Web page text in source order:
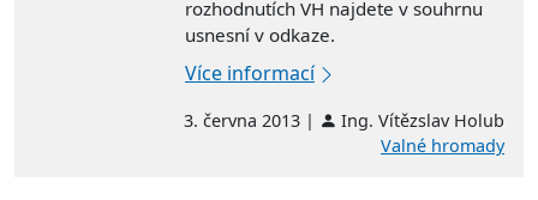
rozhodnutích VH najdete v souhrnu
usnesní v odkaze.
Více informací
3. června 2013 |
Ing. Vítězslav Holub
Valné hromady